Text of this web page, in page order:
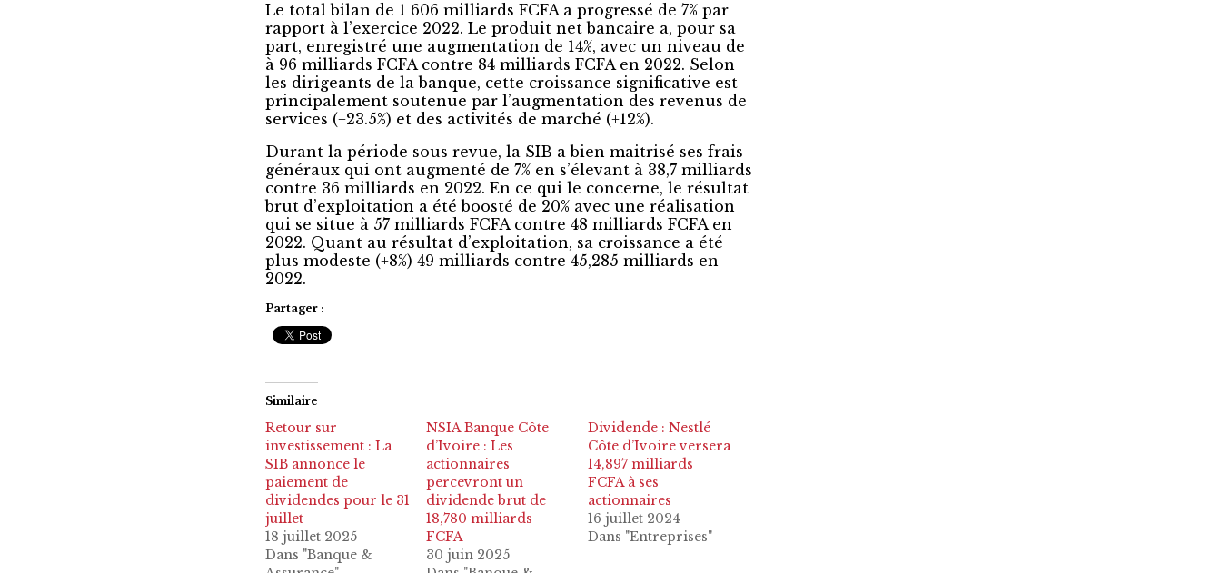
Le total bilan de 1 606 milliards FCFA a progressé de 7% par
rapport à l’exercice 2022. Le produit net bancaire a, pour sa
part, enregistré une augmentation de 14%, avec un niveau de
à 96 milliards FCFA contre 84 milliards FCFA en 2022. Selon
les dirigeants de la banque, cette croissance significative est
principalement soutenue par l’augmentation des revenus de
services (+23.5%) et des activités de marché (+12%).
Durant la période sous revue, la SIB a bien maitrisé ses frais
généraux qui ont augmenté de 7% en s’élevant à 38,7 milliards
contre 36 milliards en 2022. En ce qui le concerne, le résultat
brut d’exploitation a été boosté de 20% avec une réalisation
qui se situe à 57 milliards FCFA contre 48 milliards FCFA en
2022. Quant au résultat d’exploitation, sa croissance a été
plus modeste (+8%) 49 milliards contre 45,285 milliards en
2022.
Partager :
Similaire
Retour sur
investissement : La
SIB annonce le
paiement de
dividendes pour le 31
juillet
18 juillet 2025
Dans "Banque &
NSIA Banque Côte
d’Ivoire : Les
actionnaires
percevront un
dividende brut de
18,780 milliards
FCFA
30 juin 2025
Dividende : Nestlé
Côte d’Ivoire versera
14,897 milliards
FCFA à ses
actionnaires
16 juillet 2024
Dans "Entreprises"